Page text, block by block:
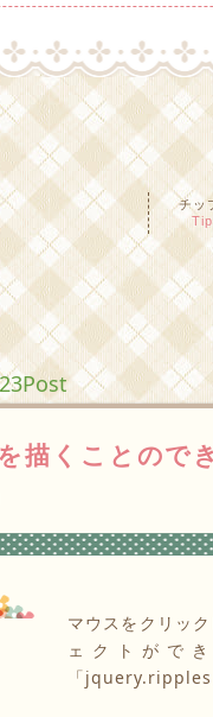
チッ
描くことの
マウスをクリッ
ェクトがで
「jquery.ripples